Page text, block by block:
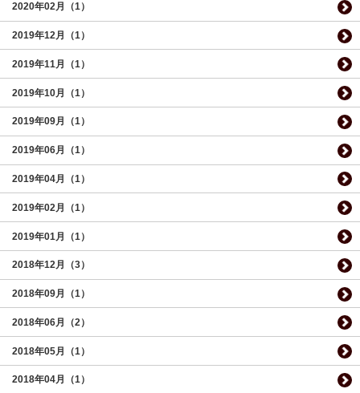
2020年02月（1）
2019年12月（1）
2019年11月（1）
2019年10月（1）
2019年09月（1）
2019年06月（1）
2019年04月（1）
2019年02月（1）
2019年01月（1）
2018年12月（3）
2018年09月（1）
2018年06月（2）
2018年05月（1）
2018年04月（1）